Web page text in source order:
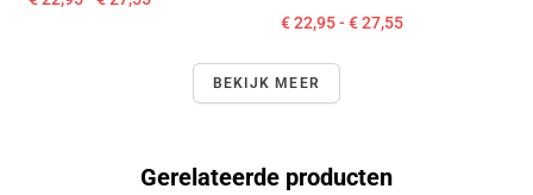
€ 22,95 - € 27,55
BEKIJK MEER
Gerelateerde producten